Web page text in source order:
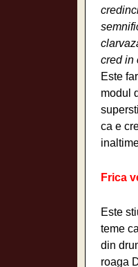
cred in
Este
modul
ca e
Frica
Este
teme
din
roaga